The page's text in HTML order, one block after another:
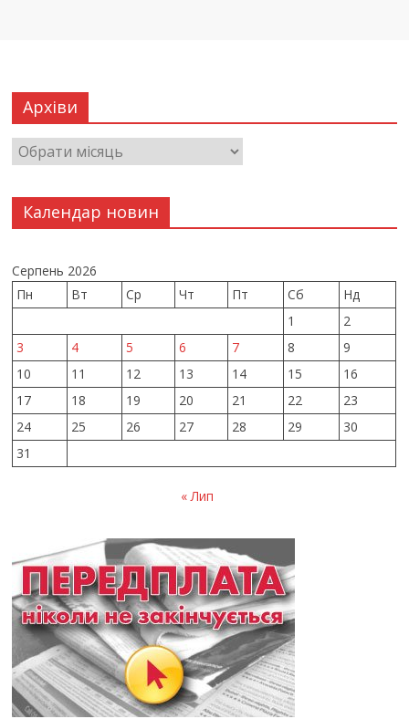
Архіви
Календар новин
Серпень 2026
Пн
Вт Ср Чт Пт Сб
Нд
1
2
3
4 5 6 7 8
9
10
11 12 13 14 15
16
17
18 19 20 21 22
23
24
25 26 27 28 29
30
31
« Лип